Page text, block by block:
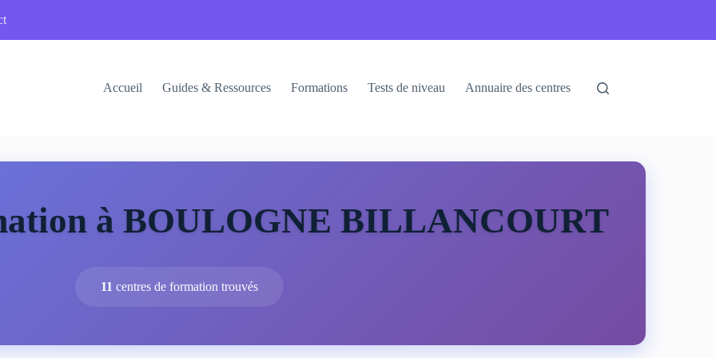
Accueil Guides & Ressources Formations Tests de niveau Annuaire des centres
à BOULOGNE BILLANCOURT
11 centres de formation trouvés